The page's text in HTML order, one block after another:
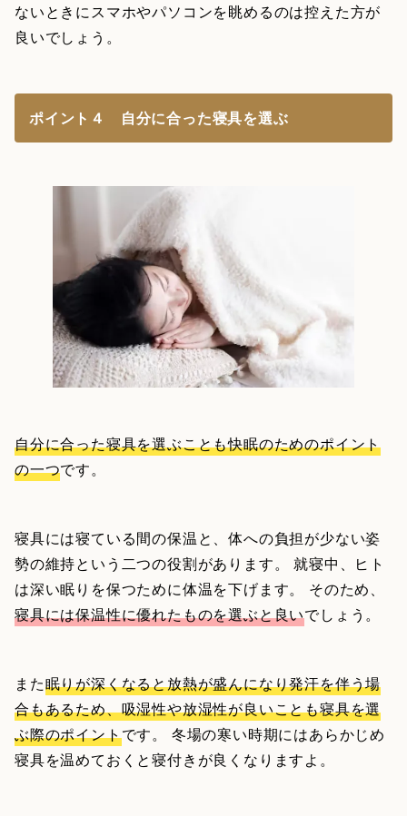
ないときにスマホやパソコンを眺めるのは控えた方が
良いでしょう。
ポイント４ 自分に合った寝具を選ぶ
自分に合った寝具を選ぶことも快眠のためのポイント
の一つです。
寝具には寝ている間の保温と、体への負担が少ない姿
勢の維持という二つの役割があります。 就寝中、ヒト
は深い眠りを保つために体温を下げます。 そのため、
寝具には保温性に優れたものを選ぶと良いでしょう。
また眠りが深くなると放熱が盛んになり発汗を伴う場
合もあるため、吸湿性や放湿性が良いことも寝具を選
ぶ際のポイントです。 冬場の寒い時期にはあらかじめ
寝具を温めておくと寝付きが良くなりますよ。